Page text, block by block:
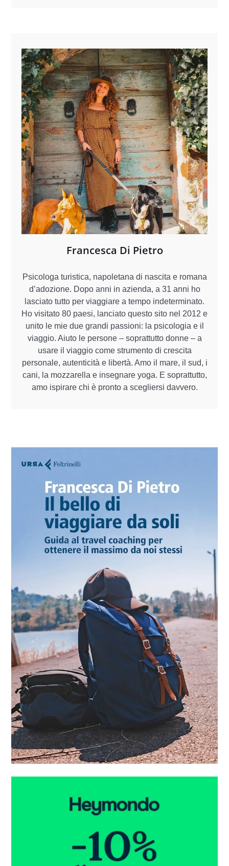
Francesca Di Pietro
Psicologa turistica, napoletana di nascita e romana
d’adozione. Dopo anni in azienda, a 31 anni ho
lasciato tutto per viaggiare a tempo indeterminato.
Ho visitato 80 paesi, lanciato questo sito nel 2012 e
unito le mie due grandi passioni: la psicologia e il
viaggio. Aiuto le persone – soprattutto donne – a
usare il viaggio come strumento di crescita
personale, autenticità e libertà. Amo il mare, il sud, i
cani, la mozzarella e insegnare yoga. E soprattutto,
amo ispirare chi è pronto a scegliersi davvero.